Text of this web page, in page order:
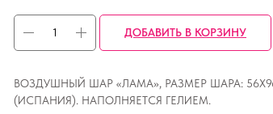
ДОБАВИТЬ В КОРЗИНУ
ВОЗДУШНЫЙ ШАР «ЛАМА», РАЗМЕР ШАРА:
(ИСПАНИЯ). НАПОЛНЯЕТСЯ ГЕЛИЕМ.